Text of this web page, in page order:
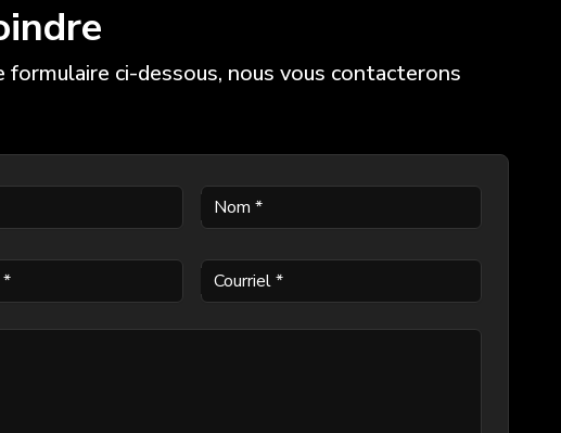
formulaire ci-dessous, nous vous contacterons
Nom *
* Courriel*